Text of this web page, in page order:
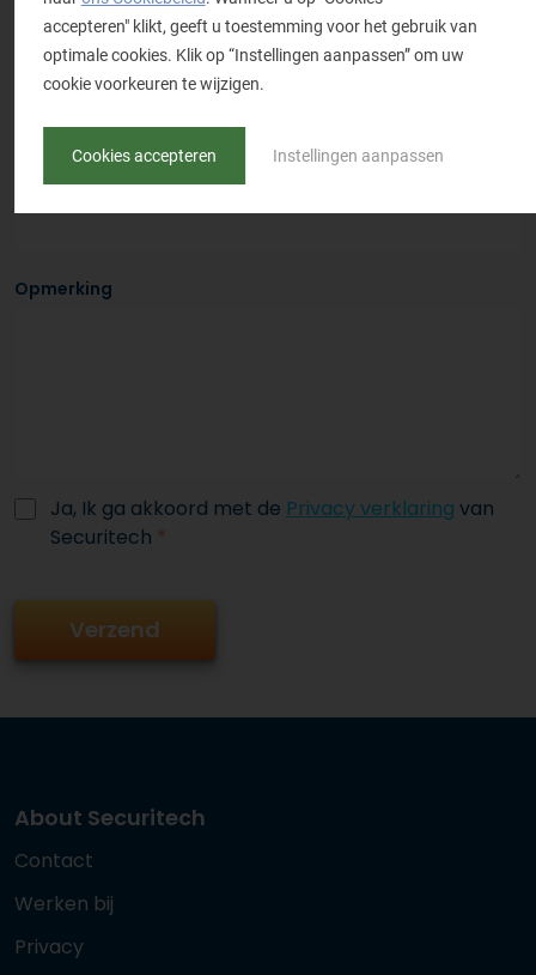
Telefoonnummer*
Opmerking
Ja, Ik ga akkoord met de Privacy verklaring van
Securitech *
About Securitech
Contact
Werken bij
Privacy
accepteren" klikt, geeft u toestemming voor het gebruik van
optimale cookies. Klik op “Instellingen aanpassen” om uw
cookie voorkeuren te wijzigen.
Cookies accepteren Instellingen aanpassen